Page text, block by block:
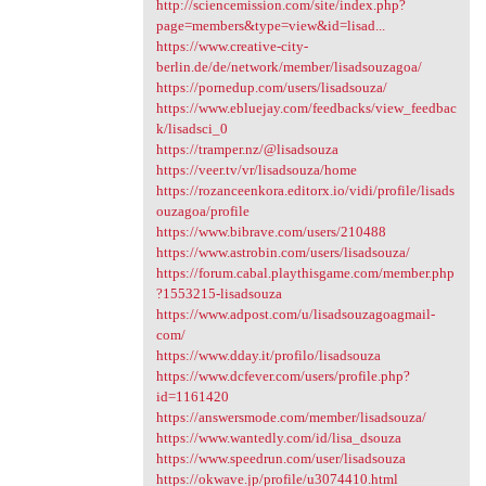
http://sciencemission.com/site/index.php?
page=members&type=view&id=lisad...
https://www.creative-city-
berlin.de/de/network/member/lisadsouzagoa/
https://pornedup.com/users/lisadsouza/
https://www.ebluejay.com/feedbacks/view_feedbac
k/lisadsci_0
https://tramper.nz/@lisadsouza
https://veer.tv/vr/lisadsouza/home
https://rozanceenkora.editorx.io/vidi/profile/lisads
ouzagoa/profile
https://www.bibrave.com/users/210488
https://www.astrobin.com/users/lisadsouza/
https://forum.cabal.playthisgame.com/member.php
?1553215-lisadsouza
https://www.adpost.com/u/lisadsouzagoagmail-
com/
https://www.dday.it/profilo/lisadsouza
https://www.dcfever.com/users/profile.php?
id=1161420
https://answersmode.com/member/lisadsouza/
https://www.wantedly.com/id/lisa_dsouza
https://www.speedrun.com/user/lisadsouza
https://okwave.jp/profile/u3074410.html